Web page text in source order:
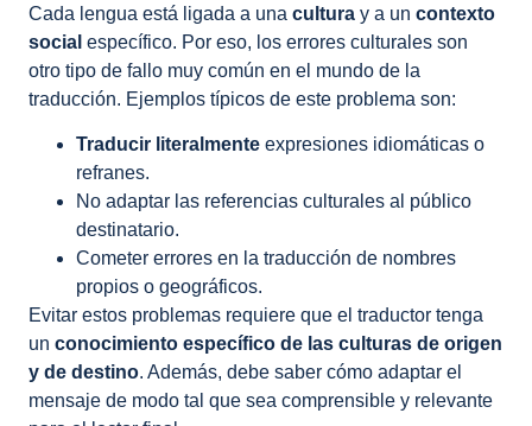
Cada lengua está ligada a una cultura y a un contexto
social específico. Por eso, los errores culturales son
otro tipo de fallo muy común en el mundo de la
traducción. Ejemplos típicos de este problema son:
Traducir literalmente expresiones idiomáticas o
refranes.
No adaptar las referencias culturales al público
destinatario.
Cometer errores en la traducción de nombres
propios o geográficos.
Evitar estos problemas requiere que el traductor tenga
un conocimiento específico de las culturas de origen
y de destino. Además, debe saber cómo adaptar el
mensaje de modo tal que sea comprensible y relevante